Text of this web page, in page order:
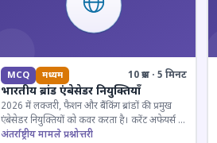
MCQ मध्यम 10 प्रश्न · 5 मिनट
भारतीय ब्रांड एंबेसेडर नियुक्तियाँ
2026 में लक्जरी, फैशन और बैंकिंग ब्रांडों की प्रमुख
एंबेसेडर नियुक्तियों को कवर करता है। करेंट अफेयर्स के
लिए जरूरी।
अंतर्राष्ट्रीय मामले प्रश्नोत्तरी